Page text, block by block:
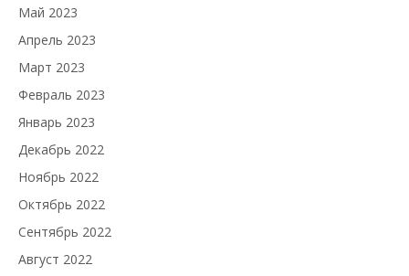
Май 2023
Апрель 2023
Март 2023
Февраль 2023
Январь 2023
Декабрь 2022
Ноябрь 2022
Октябрь 2022
Сентябрь 2022
Август 2022